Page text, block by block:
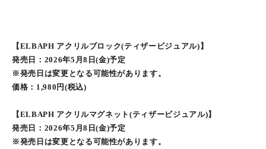
【ELBAPH アクリルブロック(ティザービジュアル)】
発売日：2026年5月8日(金)予定
※発売日は変更となる可能性があります。
価格：1,980円(税込)
【ELBAPH アクリルマグネット(ティザービジュアル)】
発売日：2026年5月8日(金)予定
※発売日は変更となる可能性があります。